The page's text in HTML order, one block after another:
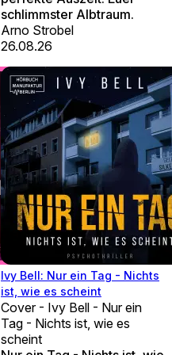
schlimmster Albtraum.
Arno Strobel
26.08.26
Ivy Bell: Nur ein Tag - Nichts
ist, wie es scheint
Cover - Ivy Bell - Nur ein
Tag - Nichts ist, wie es
scheint